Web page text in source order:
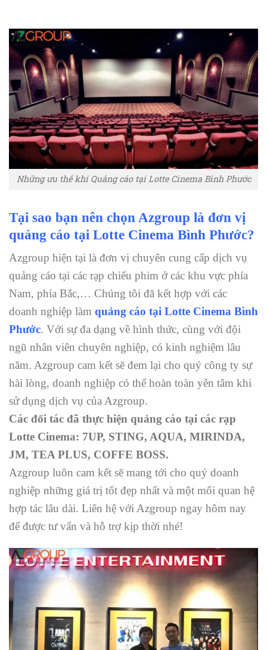
Những ưu thế khi Quảng cáo tại Lotte Cinema Bình Phước
Tại sao bạn nên chọn Azgroup là đơn vị
quảng cáo tại Lotte Cinema Bình Phước?
Azgroup hiện tại là đơn vị chuyên cung cấp dịch vụ
quảng cáo tại các rạp chiếu phim ở các khu vực phía
Nam, phía Bắc,… Chúng tôi đã kết hợp với các
doanh nghiệp làm quảng cáo tại Lotte Cinema Bình
Phước. Với sự đa dạng về hình thức, cùng với đội
ngũ nhân viên chuyên nghiệp, có kinh nghiệm lâu
năm. Azgroup cam kết sẽ đem lại cho quý công ty sự
hài lòng, doanh nghiệp có thể hoàn toàn yên tâm khi
sử dụng dịch vụ của Azgroup.
Các đối tác đã thực hiện quảng cáo tại các rạp
Lotte Cinema: 7UP, STING, AQUA, MIRINDA,
JM, TEA PLUS, COFFE BOSS.
Azgroup luôn cam kết sẽ mang tới cho quý doanh
nghiệp những giá trị tốt đẹp nhất và một mối quan hệ
hợp tác lâu dài. Liên hệ với Azgroup ngay hôm nay
để được tư vấn và hỗ trợ kịp thời nhé!